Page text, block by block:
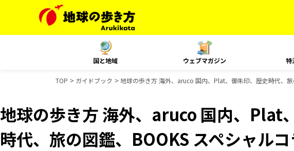
国と地域 ウェブマガジン 特
TOP ガイドブック 地球の歩き方 海外、aruco 国内、Plat、御朱印、歴史時代、
地球の歩き方 海外、aruco 国内、Plat
時代、旅の図鑑、BOOKS スペシャル